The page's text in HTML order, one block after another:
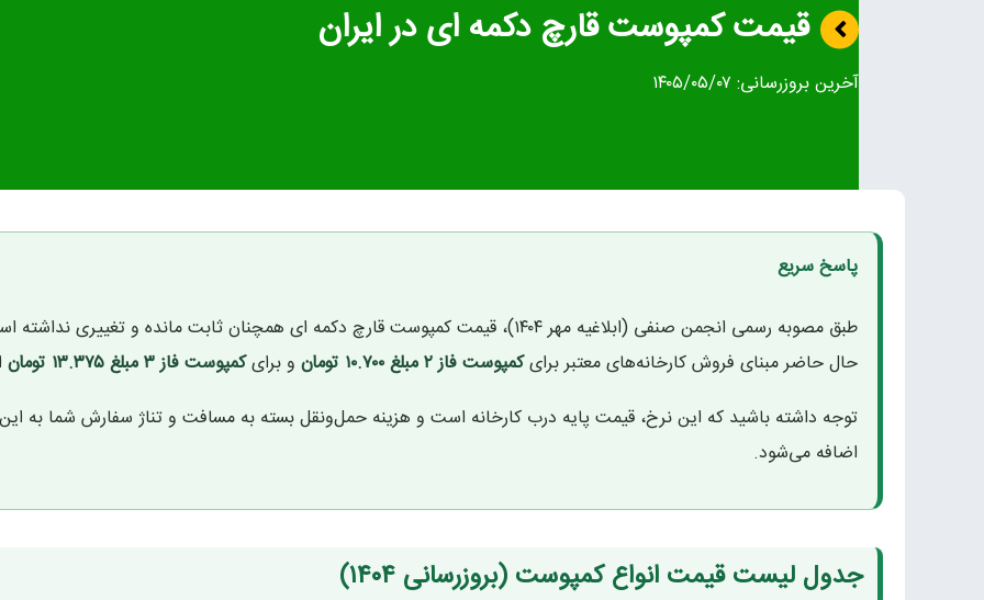
قیمت کمپوست قارچ دکمه ای در ایران
آخرین بروزرسانی: ۱۴۰۵/۰۵/۰۷
پاسخ سریع
طبق مصوبه رسمی انجمن صنفی (ابلاغیه مهر ۱۴۰۴)، قیمت کمپوست قارچ دکمه ای همچنان ثابت مانده و تغییری
حال حاضر مبنای فروش کارخانه‌های معتبر برایکمپوست فاز ۲ مبلغ ۱۰.۷۰۰ تومان و برایکمپوست فاز ۳ مبلغ ۱۳.۳۷۵ تومان
توجه داشته باشید که این نرخ، قیمت پایه درب کارخانه است و هزینه حمل‌ونقل بسته به مسافت و تناژ سفارش شما به
اضافه می‌شود.
جدول لیست قیمت انواع کمپوست (بروزرسانی ۱۴۰۴)